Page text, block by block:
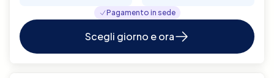
Pagamento in sede
Scegli giorno e ora